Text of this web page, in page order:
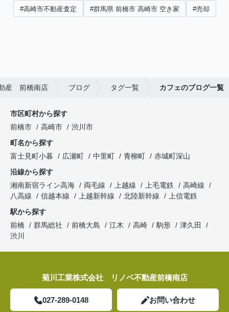
#高崎市不動産査定 #群馬県 前橋市 高崎市 空き家 #売却
産 前橋南店 ブログ タグ一覧 カフェのブログ一覧
市区町村から探す
前橋市
高崎市
渋川市
町名から探す
富士見町小暮
広瀬町 中里町 青柳町
赤城町深山
沿線から探す
湘南新宿ライン高海
両毛線 上越線 上毛電鉄
高崎線
八高線
信越本線 上越新幹線 北陸新幹線
上信電鉄
駅から探す
前橋
群馬総社 前橋大島 江木 高崎 駒形
津久田
渋川
菊川工業株式会社 リノベ不動産前橋南店
027-289-0148 お問い合わせ